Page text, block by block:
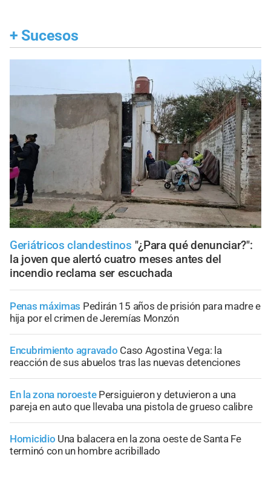
+ Sucesos
Geriátricos clandestinos "¿Para qué denunciar?":
la joven que alertó cuatro meses antes del
incendio reclama ser escuchada
Penas máximas Pedirán 15 años de prisión para madre e
hija por el crimen de Jeremías Monzón
Encubrimiento agravado Caso Agostina Vega: la
reacción de sus abuelos tras las nuevas detenciones
En la zona noroeste Persiguieron y detuvieron a una
pareja en auto que llevaba una pistola de grueso calibre
Homicidio Una balacera en la zona oeste de Santa Fe
terminó con un hombre acribillado